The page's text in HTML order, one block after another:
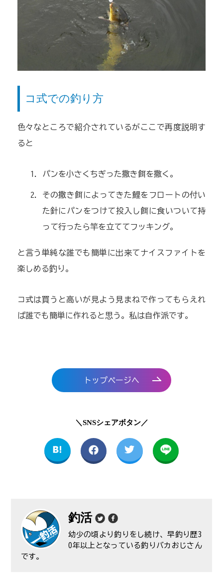
コ式での釣り方
色々なところで紹介されているがここで再度説明す
ると
パンを小さくちぎった撒き餌を撒く。
その撒き餌によってきた鯉をフロートの付い
た針にパンをつけて投入し餌に食いついて持
って行ったら竿を立ててフッキング。
と言う単純な誰でも簡単に出来てナイスファイトを
楽しめる釣り。
コ式は買うと高いが見よう見まねで作ってもらえれ
ば誰でも簡単に作れると思う。私は自作派です。
トップページへ
＼SNSシェアボタン／
釣活
幼少の頃より釣りをし続け、早釣り歴3
0年以上となっている釣りバカおじさん
です。